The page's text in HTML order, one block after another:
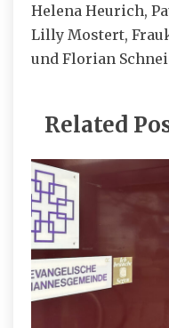
Helena Heurich,
Lilly Mostert,
und Florian
Related